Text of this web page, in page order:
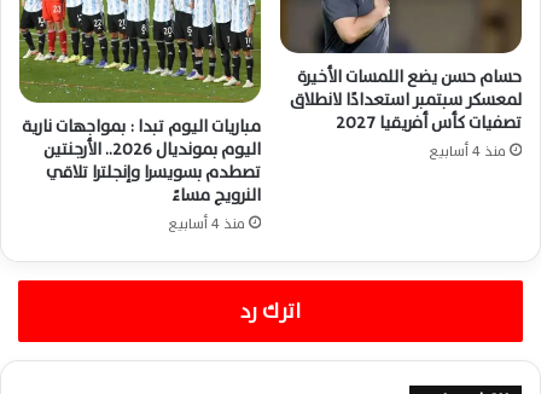
حسام حسن يضع اللمسات الأخيرة
لمعسكر سبتمبر استعدادًا لانطلاق
تصفيات كأس أفريقيا 2027
منذ 4 أسابيع
مباريات اليوم تبدا : بمواجهات نارية
اليوم بمونديال 2026.. الأرجنتين
تصطدم بسويسرا وإنجلترا تلاقي
النرويج مساءً
منذ 4 أسابيع
اترك رد